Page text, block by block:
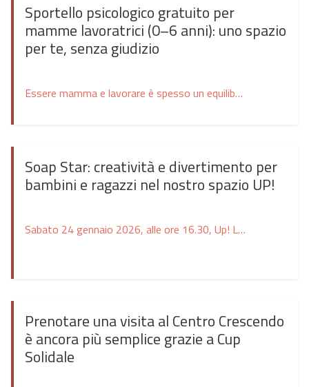
Sportello psicologico gratuito per
mamme lavoratrici (0–6 anni): uno spazio
per te, senza giudizio
Essere mamma e lavorare è spesso un equilibrio fatto di incastri, corse e responsabilità.Ci sono giorni in cui tutto fila liscio… e giorni in cui basta poco per sentirsi sopraffatte: la stanchezza che si accumula, il senso di colpa (“non sto facendo abbastanza”), la paura di non farcela, la fatica di tenere insieme lavoro, casa, […]
Soap Star: creatività e divertimento per
bambini e ragazzi nel nostro spazio UP!
Sabato 24 gennaio 2026, alle ore 16.30, Up! Laboratori di Comunità in Via Murri 30 ad Ascoli Piceno ospiterà Soap Star, un laboratorio dedicato a bambini e ragazzi per creare saponi artigianali. Durante l’attività, i partecipanti potranno sperimentare con colori, forme e profumi, dando vita a creazioni uniche in totale sicurezza. L’iniziativa rappresenta un’occasione speciale […]
Prenotare una visita al Centro Crescendo
è ancora più semplice grazie a Cup
Solidale